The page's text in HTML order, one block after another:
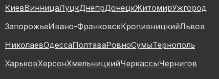
КиевВинницаЛуцкДнепрДонецкЖитомирУжгород
ЗапорожьеИвано-ФранковскКропивницкийЛьвов
НиколаевОдессаПолтаваРовноСумыТернополь
ХарьковХерсонХмельницкийЧеркассыЧернигов